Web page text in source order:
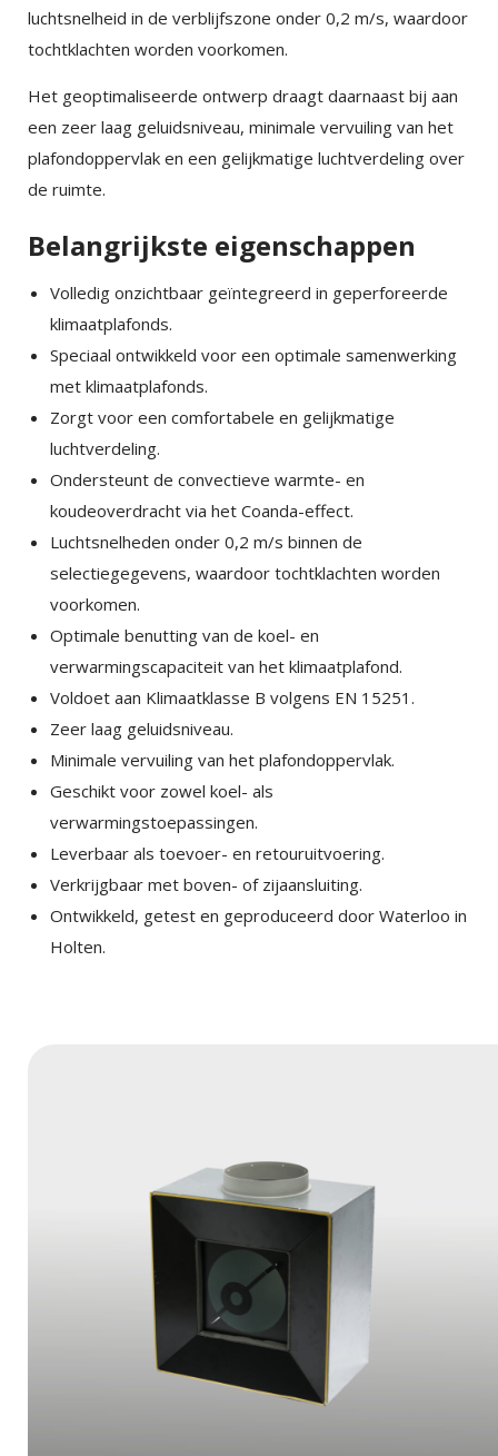
luchtsnelheid in de verblijfszone onder 0,2 m/s, waardoor
tochtklachten worden voorkomen.
Het geoptimaliseerde ontwerp draagt daarnaast bij aan
een zeer laag geluidsniveau, minimale vervuiling van het
plafondoppervlak en een gelijkmatige luchtverdeling over
de ruimte.
Belangrijkste eigenschappen
Volledig onzichtbaar geïntegreerd in geperforeerde
klimaatplafonds.
Speciaal ontwikkeld voor een optimale samenwerking
met klimaatplafonds.
Zorgt voor een comfortabele en gelijkmatige
luchtverdeling.
Ondersteunt de convectieve warmte- en
koudeoverdracht via het Coanda-effect.
Luchtsnelheden onder 0,2 m/s binnen de
selectiegegevens, waardoor tochtklachten worden
voorkomen.
Optimale benutting van de koel- en
verwarmingscapaciteit van het klimaatplafond.
Voldoet aan Klimaatklasse B volgens EN 15251.
Zeer laag geluidsniveau.
Minimale vervuiling van het plafondoppervlak.
Geschikt voor zowel koel- als
verwarmingstoepassingen.
Leverbaar als toevoer- en retouruitvoering.
Verkrijgbaar met boven- of zijaansluiting.
Ontwikkeld, getest en geproduceerd door Waterloo in
Holten.